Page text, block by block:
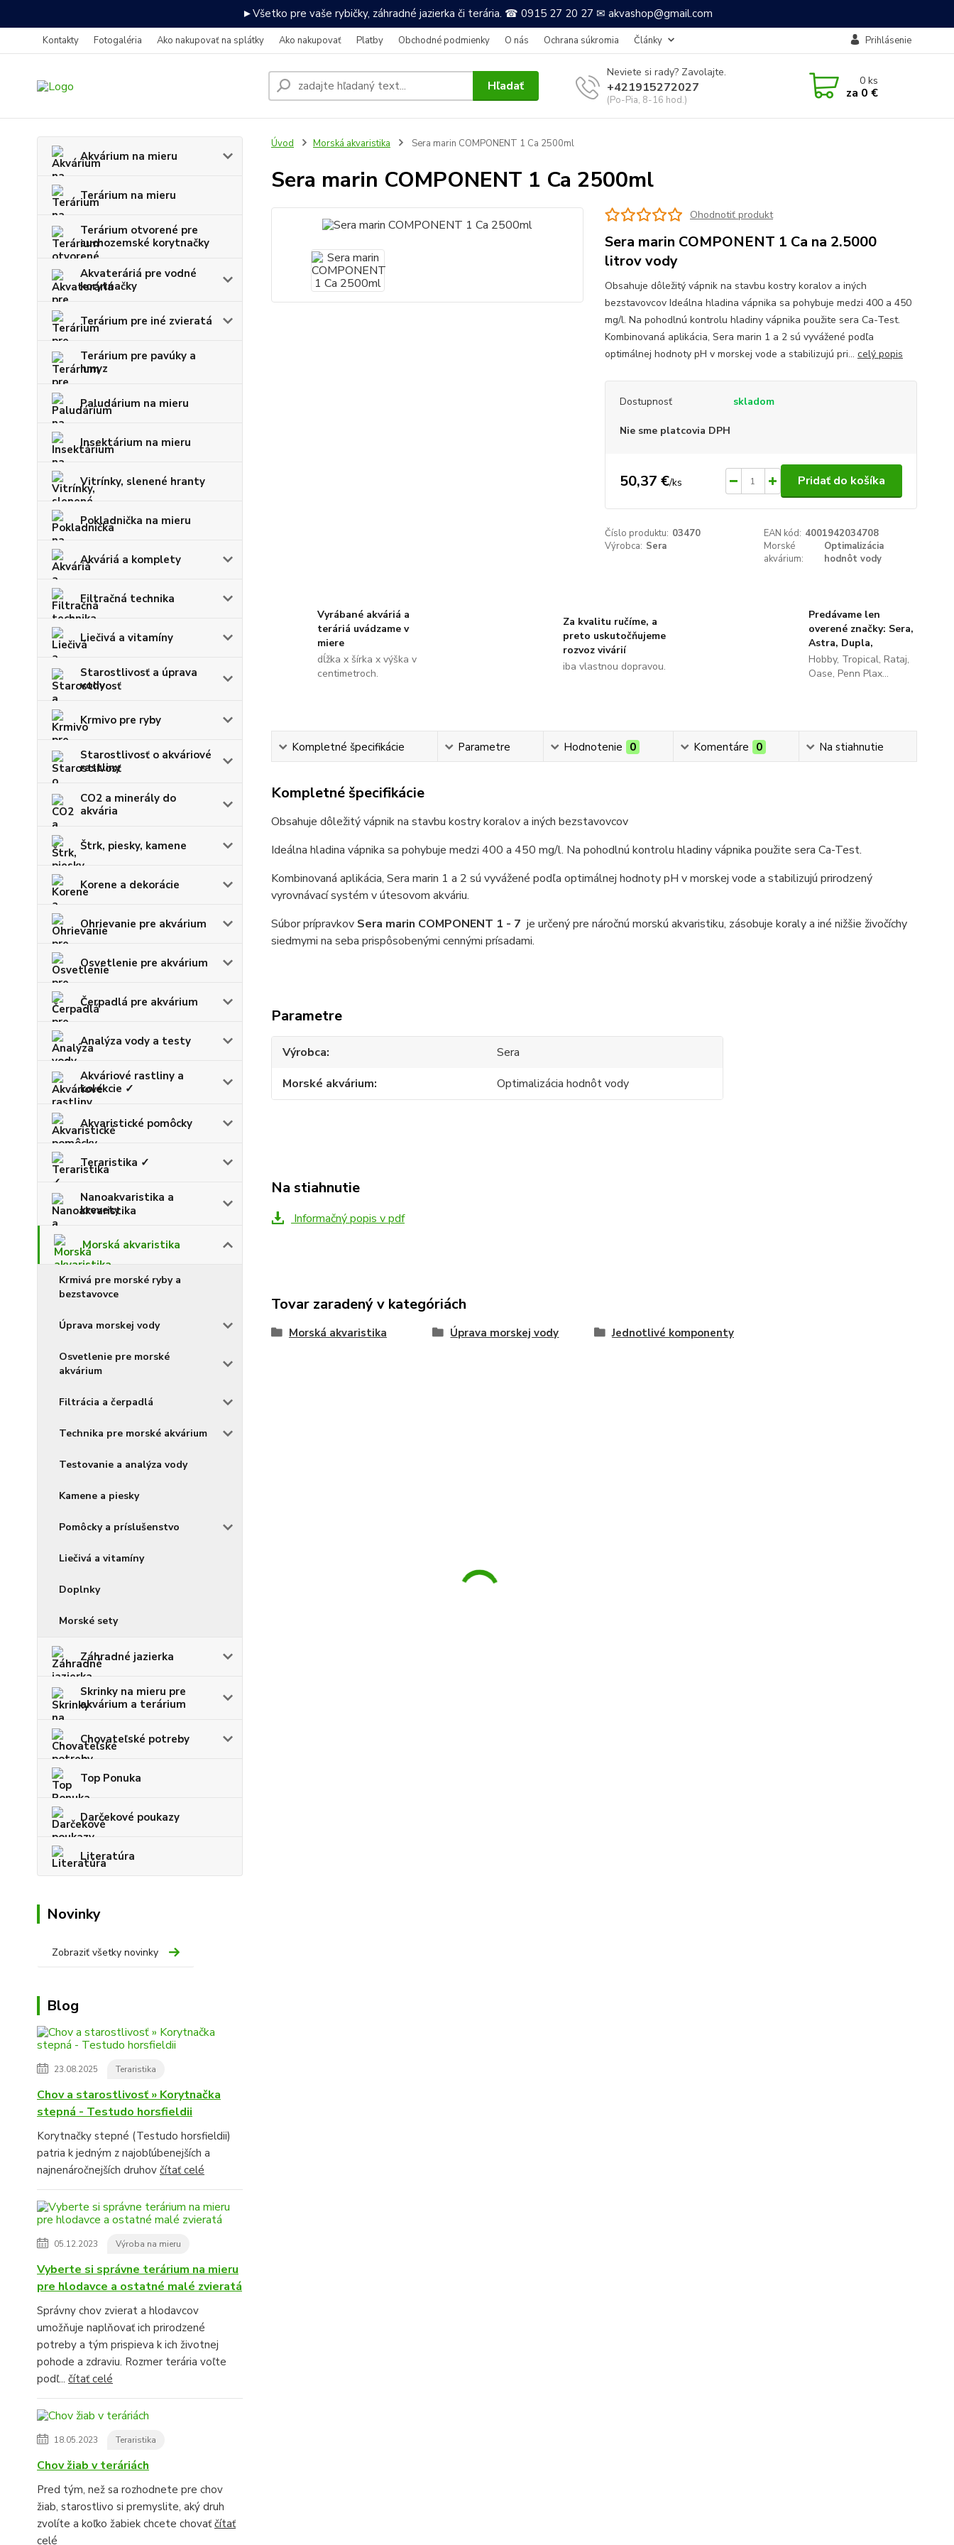
►Všetko pre vaše rybičky, záhradné jazierka či terária. ☎ 0915 27 20 27 ✉ akvashop@gmail.com
Kontakty Fotogaléria Ako nakupovať na splátky Ako nakupovať Platby Obchodné podmienky O nás Ochrana súkromia Články Prihlásenie
Hľadať
Neviete si rady? Zavolajte.
+421915272027
(Po-Pia, 8-16 hod.)
0ks
za 0 €
Akvárium na mieru
Terárium na mieru
Terárium otvorené pre
suchozemské korytnačky
Akvateráriá pre vodné
korytnačky
Terárium pre iné zvieratá
Terárium pre pavúky a
hmyz
Paludárium na mieru
Insektárium na mieru
Vitrínky, slenené hranty
Pokladnička na mieru
Akváriá a komplety
Filtračná technika
Liečivá a vitamíny
Starostlivosť a úprava
vody
Krmivo pre ryby
Starostlivosť o akváriové
rastliny
CO2 a minerály do
akvária
Štrk, piesky, kamene
Korene a dekorácie
Ohrievanie pre akvárium
Osvetlenie pre akvárium
Čerpadlá pre akvárium
Analýza vody a testy
Akváriové rastliny a
kolekcie ✓
Akvaristické pomôcky
Teraristika ✓
Nanoakvaristika a
krevety
Morská akvaristika
Krmivá pre morské ryby a
bezstavovce
Úprava morskej vody
Osvetlenie pre morské
akvárium
Filtrácia a čerpadlá
Technika pre morské akvárium
Testovanie a analýza vody
Kamene a piesky
Pomôcky a príslušenstvo
Liečivá a vitamíny
Doplnky
Morské sety
Záhradné jazierka
Skrinky na mieru pre
akvárium a terárium
Chovateľské potreby
Top Ponuka
Darčekové poukazy
Literatúra
Novinky
Zobraziť všetky novinky
Blog
23.08.2025 Teraristika
Chov a starostlivosť » Korytnačka
stepná - Testudo horsfieldii
Korytnačky stepné (Testudo horsfieldii)
patria k jedným z najobľúbenejších a
najnenáročnejších druhov čítať celé
05.12.2023 Výroba na mieru
Vyberte si správne terárium na mieru
pre hlodavce a ostatné malé zvieratá
Správny chov zvierat a hlodavcov
umožňuje naplňovať ich prirodzené
potreby a tým prispieva k ich životnej
pohode a zdraviu. Rozmer terária voľte
podľ... čítať celé
18.05.2023 Teraristika
Chov žiab v teráriách
Pred tým, než sa rozhodnete pre chov
žiab, starostlivo si premyslite, aký druh
zvolíte a koľko žabiek chcete chovaťčítať
celé
Úvod Morská akvaristika Sera marin COMPONENT 1 Ca 2500ml
Sera marin COMPONENT 1 Ca 2500ml
Ohodnotiť produkt
Sera marin COMPONENT 1 Ca na 2.5000
litrov vody
Obsahuje dôležitý vápnik na stavbu kostry koralov a iných
bezstavovcov Ideálna hladina vápnika sa pohybuje medzi 400 a 450
mg/l. Na pohodlnú kontrolu hladiny vápnika použite sera Ca-Test.
Kombinovaná aplikácia, Sera marin 1 a 2 sú vyvážené podľa
optimálnej hodnoty pH v morskej vode a stabilizujú pri... celý popis
Dostupnosť skladom
Nie sme platcovia DPH
50,37 €/ks Pridať do košíka
Číslo produktu: 03470 EAN kód: 4001942034708
Výrobca: Sera
Morské
akvárium:
Optimalizácia
hodnôt vody
Vyrábané akváriá a
teráriá uvádzame v
miere
dĺžka x šírka x výška v
centimetroch.
Za kvalitu ručíme, a
preto uskutočňujeme
rozvoz vivárií
iba vlastnou dopravou.
Predávame len
overené značky: Sera,
Astra, Dupla,
Hobby, Tropical, Rataj,
Oase, Penn Plax...
Kompletné špecifikácie Parametre Hodnotenie 0 Komentáre 0 Na stiahnutie
Kompletné špecifikácie
Obsahuje dôležitý vápnik na stavbu kostry koralov a iných bezstavovcov
Ideálna hladina vápnika sa pohybuje medzi 400 a 450 mg/l. Na pohodlnú kontrolu hladiny vápnika použite sera Ca-Test.
Kombinovaná aplikácia, Sera marin 1 a 2 sú vyvážené podľa optimálnej hodnoty pH v morskej vode a stabilizujú prirodzený
vyrovnávací systém v útesovom akváriu.
Súbor prípravkov Sera marin COMPONENT 1 - 7 je určený pre náročnú morskú akvaristiku, zásobuje koraly a iné nižšie živočíchy
siedmymi na seba prispôsobenými cennými prísadami.
Parametre
Výrobca
Sera
Morské akvárium
Optimalizácia hodnôt vody
Na stiahnutie
Informačný popis v pdf
Tovar zaradený v kategóriách
Morská akvaristika Úprava morskej vody Jednotlivé komponenty